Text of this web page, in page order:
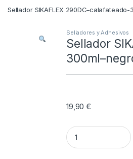
Sellador SIKAFLEX 290DC–calafateado-
Selladores y Adhesivos
Sellador
19,90€
Sellador